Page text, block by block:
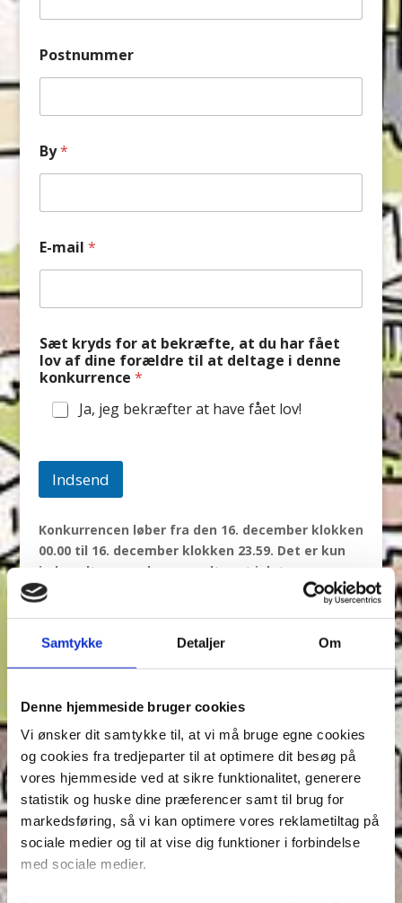
Samtykke Detaljer Om
Denne hjemmeside bruger cookies
Vi ønsker dit samtykke til, at vi må bruge egne cookies
og cookies fra tredjeparter til at optimere dit besøg på
vores hjemmeside ved at sikre funktionalitet, generere
statistik og huske dine præferencer samt til brug for
markedsføring, så vi kan optimere vores reklametiltag på
sociale medier og til at vise dig funktioner i forbindelse
med sociale medier.
Postnummer
By*
n
*
a
g
E-mail *
Sæt kryds for at bekræfte, at du har fået
lov af dine forældre til at deltage i denne
konkurrence *
Ja, jeg bekræfter at have fået lov!
Indsend
Konkurrencen løber fra den 16. december klokken
00.00 til 16. december klokken 23.59. Det er kun
indsendte svar, der er modtaget i det
pågældende tidsrum, som deltager i
Indsend Kommentar
Din e-mailadresse vil ikke blive publiceret. Krævede
felter er markeret med*